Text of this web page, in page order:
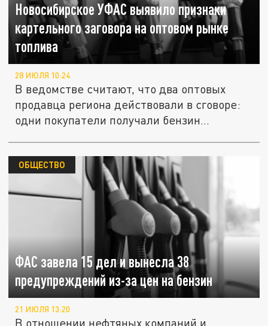
Новосибирское УФАС выявило признаки
картельного заговора на оптовом рынке
топлива
28 ИЮЛЯ 10:24
В ведомстве считают, что два оптовых
продавца региона действовали в сговоре:
одни покупатели получали бензин...
ФАС завела 15 дел и вынесла 38
предупреждений из-за цен на бензин
ОБЩЕСТВО
21 ИЮЛЯ 13:20
В отношении нефтяных компаний и